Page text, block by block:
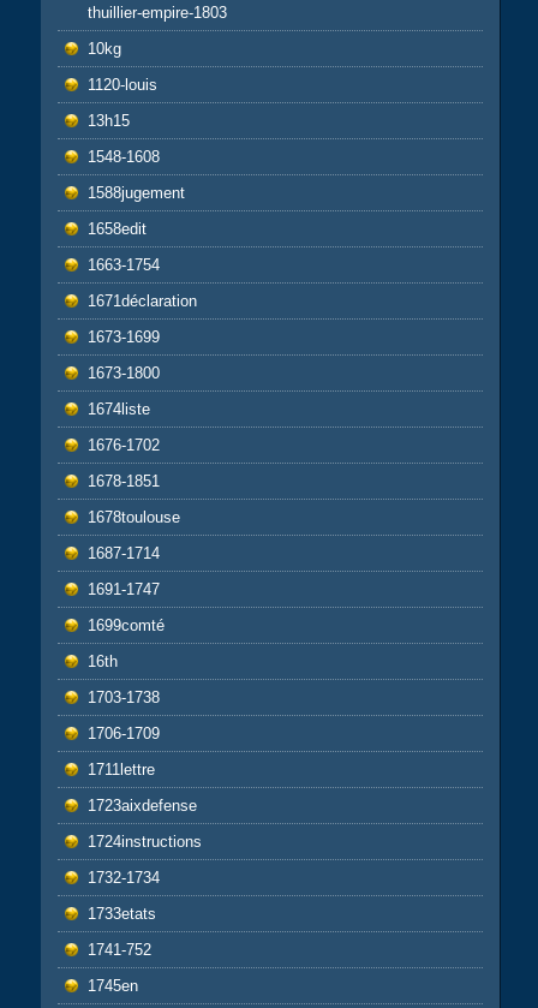
thuillier-empire-1803
10kg
1120-louis
13h15
1548-1608
1588jugement
1658edit
1663-1754
1671déclaration
1673-1699
1673-1800
1674liste
1676-1702
1678-1851
1678toulouse
1687-1714
1691-1747
1699comté
16th
1703-1738
1706-1709
1711lettre
1723aixdefense
1724instructions
1732-1734
1733etats
1741-752
1745en